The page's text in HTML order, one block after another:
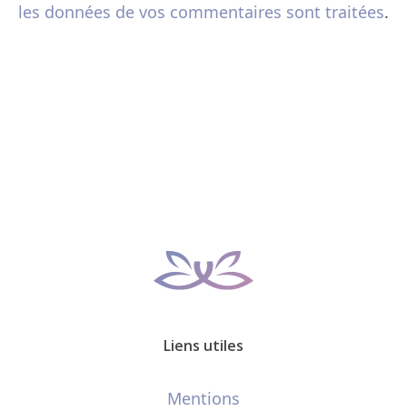
les données de vos commentaires sont traitées.
Liens utiles
Mentions